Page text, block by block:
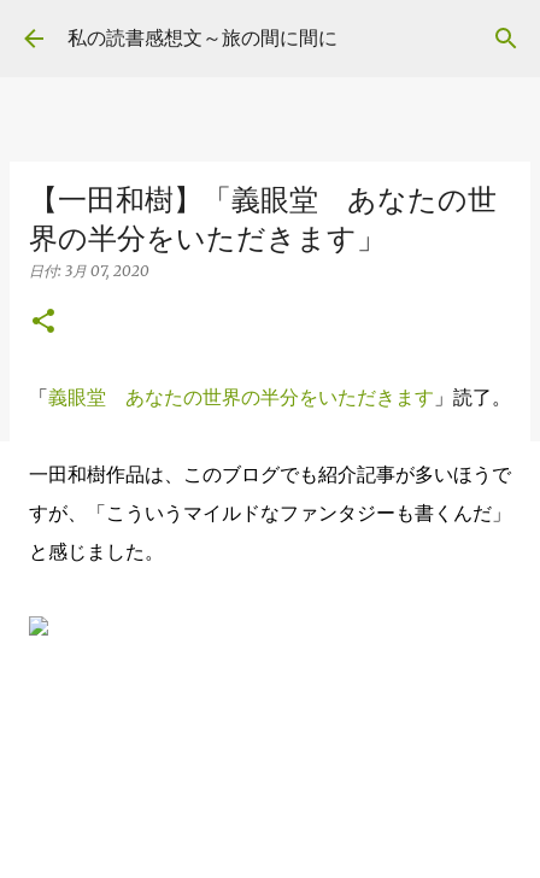
スキップしてメイン コンテンツに移動
私の読書感想文～旅の間に間に
【一田和樹】「義眼堂 あなたの世
界の半分をいただきます」
日付: 3月 07, 2020
「義眼堂 あなたの世界の半分をいただきます 」読了。
一田和樹作品は、このブログでも紹介記事が多いほうで
すが、「こういうマイルドなファンタジーも書くんだ」
と感じました。